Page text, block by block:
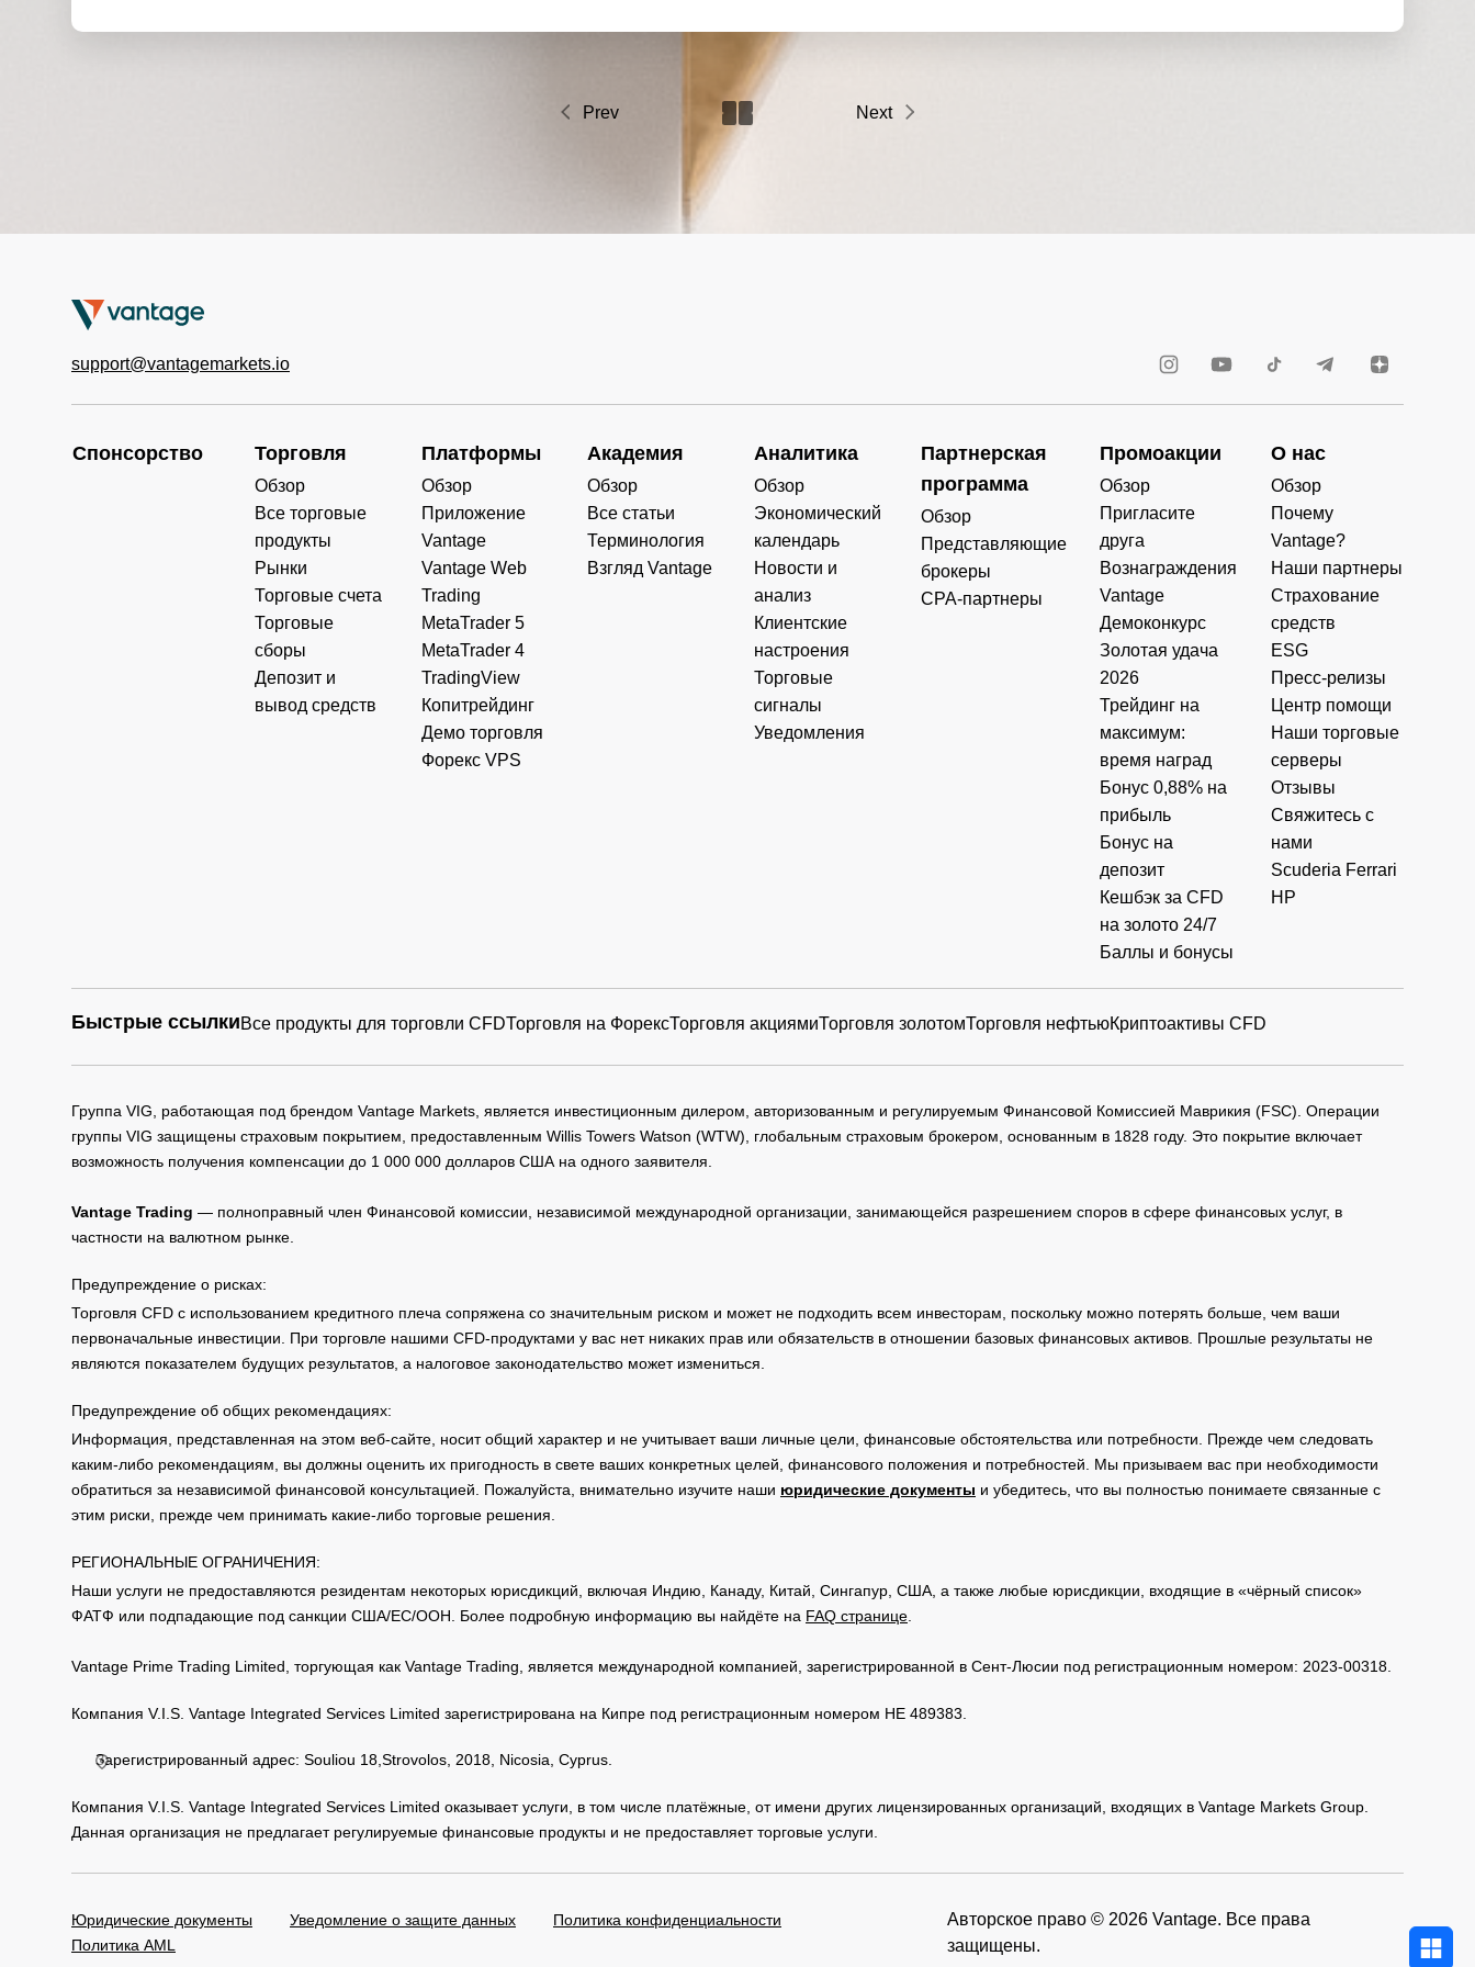
Prev Next
support@vantagemarkets.io
Спонсорство Торговля
Обзор
Все торговые
продукты
Рынки
Торговые счета
Торговые
сборы
Депозит и
вывод средств
Платформы
Обзор
Приложение
Vantage
Vantage Web
Trading
MetaTrader 5
MetaTrader 4
TradingView
Копитрейдинг
Демо торговля
Форекс VPS
Академия
Обзор
Все статьи
Терминология
Взгляд Vantage
Аналитика
Обзор
Экономический
календарь
Новости и
анализ
Клиентские
настроения
Торговые
сигналы
Уведомления
Партнерская
программа
Обзор
Представляющие
брокеры
CPA-партнеры
Промоакции
Обзор
Пригласите
друга
Вознаграждения
Vantage
Демоконкурс
Золотая удача
2026
Трейдинг на
максимум:
время наград
Бонус 0,88% на
прибыль
Бонус на
депозит
Кешбэк за CFD
на золото 24/7
Баллы и бонусы
О нас
Обзор
Почему
Vantage?
Наши партнеры
Страхование
средств
ESG
Пресс-релизы
Центр помощи
Наши торговые
серверы
Отзывы
Свяжитесь с
нами
Scuderia Ferrari
HP
Быстрые ссылкиВсе продукты для торговли CFDТорговля на ФорексТорговля акциямиТорговля золотомТорговля нефтьюКриптоактивы CFD
Группа VIG, работающая под брендом Vantage Markets, является инвестиционным дилером, авторизованным и регулируемым Финансовой Комиссией Маврикия (FSC). Операции
группы VIG защищены страховым покрытием, предоставленным Willis Towers Watson (WTW), глобальным страховым брокером, основанным в 1828 году. Это покрытие включает
возможность получения компенсации до 1 000 000 долларов США на одного заявителя.
Vantage Trading — полноправный член Финансовой комиссии, независимой международной организации, занимающейся разрешением споров в сфере финансовых услуг, в
частности на валютном рынке.
Предупреждение о рисках:
Торговля CFD с использованием кредитного плеча сопряжена со значительным риском и может не подходить всем инвесторам, поскольку можно потерять больше, чем ваши
первоначальные инвестиции. При торговле нашими CFD-продуктами у вас нет никаких прав или обязательств в отношении базовых финансовых активов. Прошлые результаты не
являются показателем будущих результатов, а налоговое законодательство может измениться.
Предупреждение об общих рекомендациях:
Информация, представленная на этом веб-сайте, носит общий характер и не учитывает ваши личные цели, финансовые обстоятельства или потребности. Прежде чем следовать
каким-либо рекомендациям, вы должны оценить их пригодность в свете ваших конкретных целей, финансового положения и потребностей. Мы призываем вас при необходимости
обратиться за независимой финансовой консультацией. Пожалуйста, внимательно изучите наши юридические документы и убедитесь, что вы полностью понимаете связанные с
этим риски, прежде чем принимать какие-либо торговые решения.
РЕГИОНАЛЬНЫЕ ОГРАНИЧЕНИЯ:
Наши услуги не предоставляются резидентам некоторых юрисдикций, включая Индию, Канаду, Китай, Сингапур, США, а также любые юрисдикции, входящие в «чёрный список»
ФАТФ или подпадающие под санкции США/ЕС/ООН. Более подробную информацию вы найдёте на FAQ странице
Vantage Prime Trading Limited, торгующая как Vantage Trading, является международной компанией, зарегистрированной в Сент-Люсии под регистрационным номером: 2023-00318.
Компания V.I.S. Vantage Integrated Services Limited зарегистрирована на Кипре под регистрационным номером HE 489383.
Зарегистрированный адрес: Souliou 18,Strovolos, 2018, Nicosia, Cyprus.
Компания V.I.S. Vantage Integrated Services Limited оказывает услуги, в том числе платёжные, от имени других лицензированных организаций, входящих в Vantage Markets Group.
Данная организация не предлагает регулируемые финансовые продукты и не предоставляет торговые услуги.
Юридические документы Уведомление о защите данных
Политика конфиденциальности
Политика AML
Авторское право © 2026 Vantage. Все права
защищены.